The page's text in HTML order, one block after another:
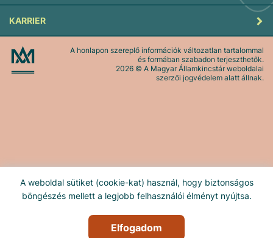
A weboldal sütiket (cookie-kat) használ, hogy biztonságos
böngészés mellett a legjobb felhasználói élményt nyújtsa.
Elfogadom
KARRIER
A honlapon szereplő információk változatlan tartalommal
és formában szabadon terjeszthetők.
2026 © A Magyar Államkincstár weboldalai
szerzői jogvédelem alatt állnak.